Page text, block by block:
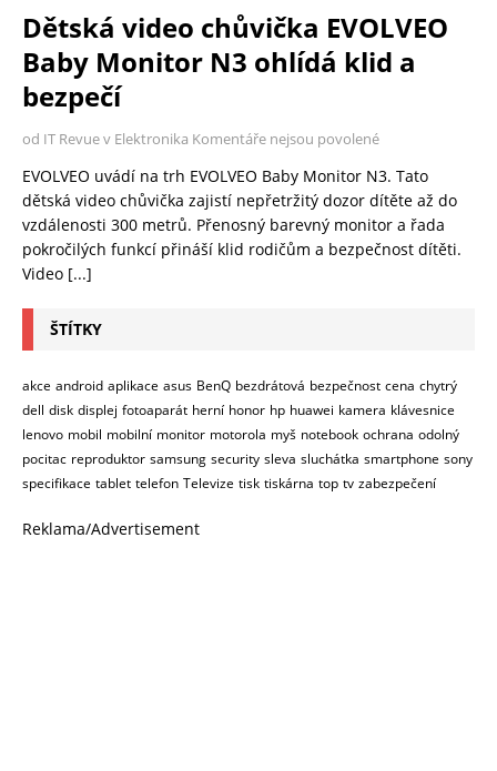
Dětská video chůvička EVOLVEO
Baby Monitor N3 ohlídá klid a
bezpečí
od IT Revue v Elektronika Komentáře nejsou povolené
EVOLVEO uvádí na trh EVOLVEO Baby Monitor N3. Tato
dětská video chůvička zajistí nepřetržitý dozor dítěte až do
vzdálenosti 300 metrů. Přenosný barevný monitor a řada
pokročilých funkcí přináší klid rodičům a bezpečnost dítěti.
Video [...]
ŠTÍTKY
akce android aplikace asus BenQ bezdrátová bezpečnost cena chytrý
dell disk displej fotoaparát herní honor hp huawei kamera klávesnice
lenovo mobil mobilní monitor motorola myš notebook ochrana odolný
pocitac reproduktor samsung security sleva sluchátka smartphone sony
specifikace tablet telefon Televize tisk tiskárna top tv zabezpečení
Reklama/Advertisement